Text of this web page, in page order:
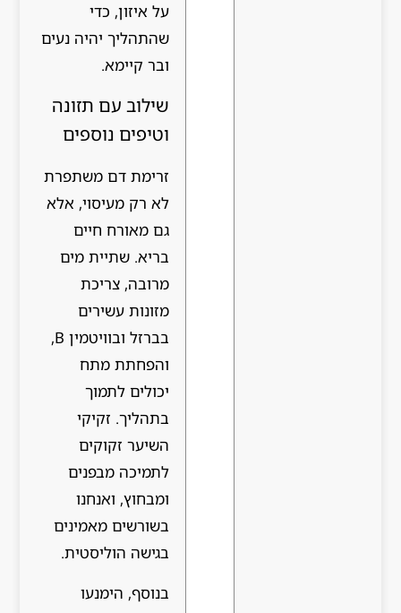
על איזון, כדי
שהתהליך יהיה נעים
ובר קיימא.
שילוב עם תזונה
וטיפים נוספים
זרימת דם משתפרת
לא רק מעיסוי, אלא
גם מאורח חיים
בריא. שתיית מים
מרובה, צריכת
מזונות עשירים
בברזל ובוויטמין B,
והפחתת מתח
יכולים לתמוך
בתהליך. זקיקי
השיער זקוקים
לתמיכה מבפנים
ומבחוץ, ואנחנו
בשורשים מאמינים
בגישה הוליסטית.
בנוסף, הימנעו